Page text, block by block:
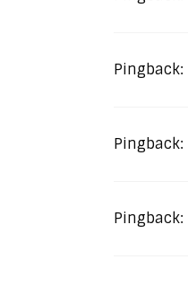
Pingback:
Pingback:
Pingback: